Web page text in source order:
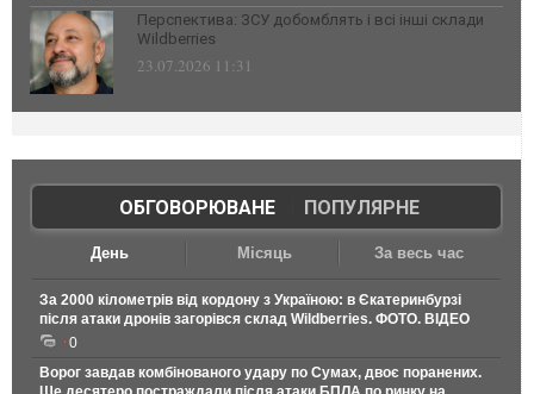
Перспектива: ЗСУ добомблять і всі інші склади
Wildberries
23.07.2026 11:31
ОБГОВОРЮВАНЕ| ПОПУЛЯРНЕ
День Місяць За весь час
За 2000 кілометрів від кордону з Україною: в Єкатеринбурзі
після атаки дронів загорівся склад Wildberries. ФОТО. ВІДЕО
0
Ворог завдав комбінованого удару по Сумах, двоє поранених.